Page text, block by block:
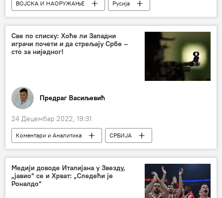
ВОЈСКА И НАОРУЖАЊЕ
Русија
Специјална војна операција у Украјини – вести
САД
Војска и наоружање
противракетни систем "Патриот"
Све по списку: Хоће ли Западни
играчи почети и да стрељају Србе –
сто за ниједног!
Предраг Васиљевић
24 Децембар 2022, 19:31
Коментари и Аналитика
СРБИЈА
Србија
Србија – политика
Косово и Метохија (КиМ)
НАТО
Русија
Медији доводе Италијана у Звезду,
„јавио“ се и Хрват: „Следећи је
Роналдо“